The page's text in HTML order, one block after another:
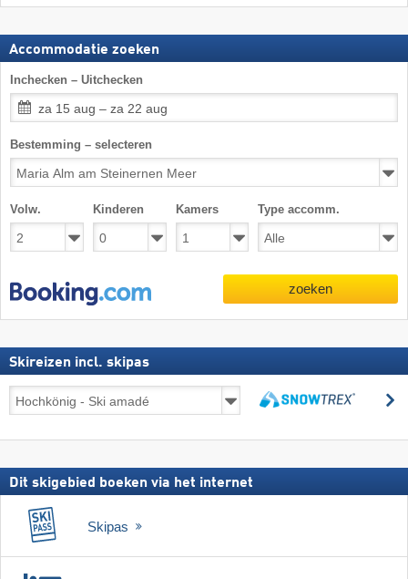
Accommodatie zoeken
Inchecken – Uitchecken
za 15 aug – za 22 aug
Bestemming – selecteren
Volw. Kinderen Kamers Type accomm.
zoeken
Skireizen incl. skipas
incl.
Dit skigebied boeken via het internet
Skipas